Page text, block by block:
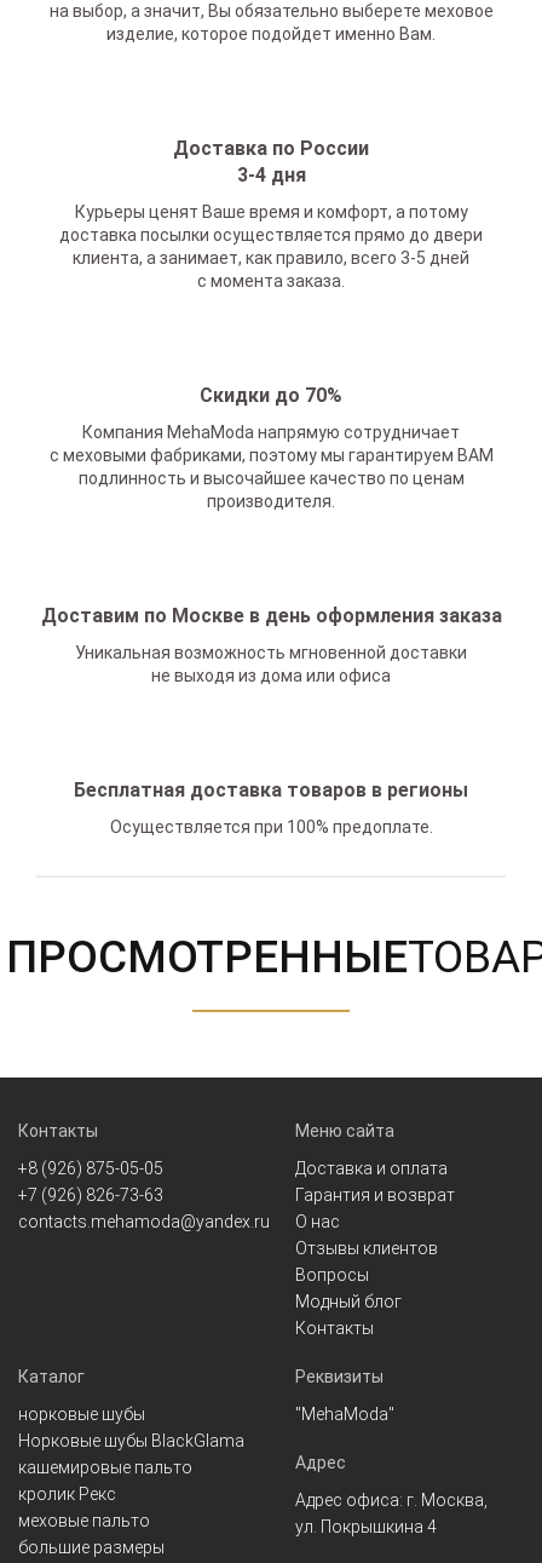
на выбор, а значит, Вы обязательно выберете меховое
изделие, которое подойдет именно Вам.
Доставка по России
3-4 дня
Курьеры ценят Ваше время и комфорт, а потому
доставка посылки осуществляется прямо до двери
клиента, а занимает, как правило, всего 3-5 дней
с момента заказа.
Скидки до 70%
Компания MehaModa напрямую сотрудничает
с меховыми фабриками, поэтому мы гарантируем ВАМ
подлинность и высочайшее качество по ценам
производителя.
Доставим по Москве в день оформления заказа
Уникальная возможность мгновенной доставки
не выходя из дома или офиса
Бесплатная доставка товаров в регионы
Осуществляется при 100% предоплате.
ПРОСМОТРЕННЫЕ
Контакты
+8 (926) 875-05-05
+7 (926) 826-73-63
contacts.mehamoda@yandex.ru
Меню сайта
Доставка и оплата
Гарантия и возврат
О нас
Отзывы клиентов
Вопросы
Модный блог
Контакты
Каталог
норковые шубы
Норковые шубы BlackGlama
кашемировые пальто
кролик Рекс
меховые пальто
большие размеры
Реквизиты
"MehaModa"
Адрес
Адрес офиса: г. Москва,
ул. Покрышкина 4